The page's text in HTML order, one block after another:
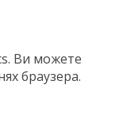
Ви можете
браузера.